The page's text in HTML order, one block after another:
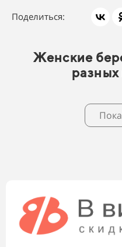
Поделиться:
Женские
разных